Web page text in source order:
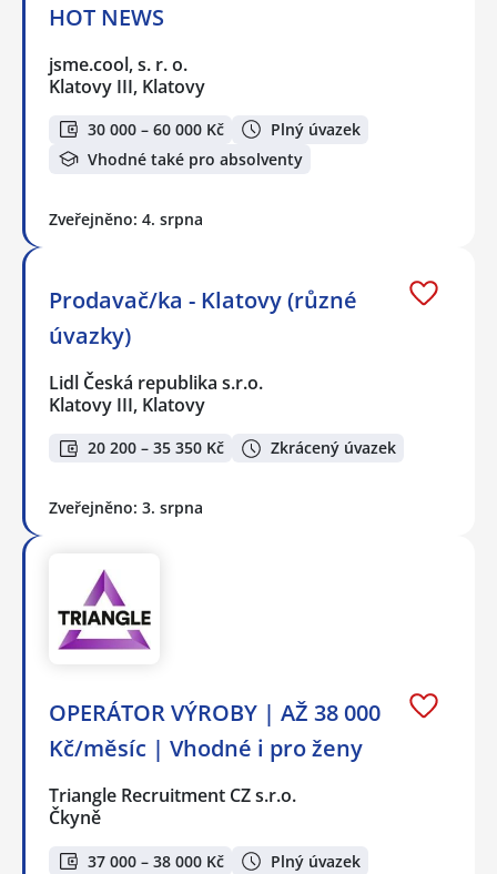
HOT NEWS
jsme.cool, s. r. o.
Klatovy III, Klatovy
30 000 – 60 000 Kč
Plný úvazek
Vhodné také pro absolventy
Zveřejněno: 4. srpna
Prodavač/ka - Klatovy (různé
úvazky)
Lidl Česká republika s.r.o.
Klatovy III, Klatovy
20 200 – 35 350 Kč Zkrácený úvazek
Zveřejněno: 3. srpna
OPERÁTOR VÝROBY | AŽ 38 000
Kč/měsíc | Vhodné i pro ženy
Triangle Recruitment CZ s.r.o.
Čkyně
37 000 – 38 000 Kč
Plný úvazek